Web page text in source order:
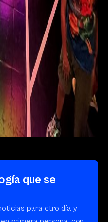
que se
para otro día y